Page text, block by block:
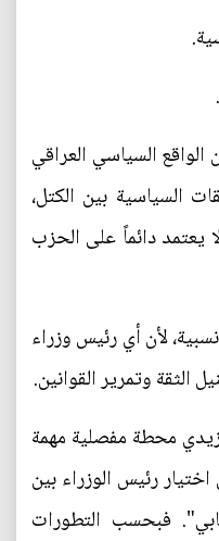
الواقع السياسي العراقي
السياسية بين الكتل،
يعتمد دائماً على الحزب
لأن أي رئيس وزراء
الثقة وتمرير القوانين.
محطة مفصلية مهمة
رئيس الوزراء بين
فبحسب التطورات